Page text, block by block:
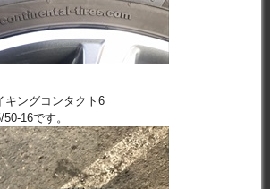
キングコンタクト6
16です。